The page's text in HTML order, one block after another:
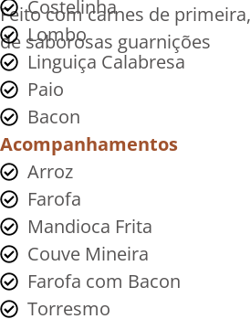
Feito com carnes de
de saborosas guarnições
Costelinha
Lombo
Linguiça Calabresa
Paio
Bacon
Acompanhamentos
Arroz
Farofa
Mandioca Frita
Couve Mineira
Farofa com Bacon
Torresmo